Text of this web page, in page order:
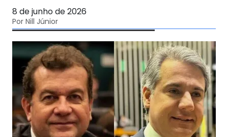
8 de junho de 2026
Por Nill Júnior